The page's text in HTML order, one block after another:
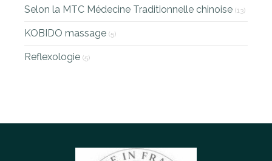
Selon la MTC Médecine Traditionnelle chinoise (13)
KOBIDO massage (5)
Reflexologie (5)